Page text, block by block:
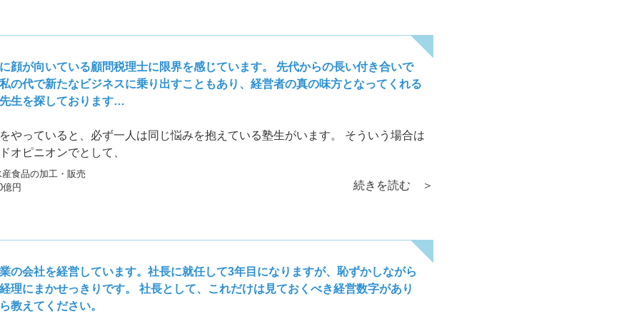
顔が向いている顧問税理士に限界を感じています。 先代からの長い付き合いで
の代で新たなビジネスに乗り出すこともあり、経営者の真の味方となってくれる
生を探しております…
やっていると、必ず一人は同じ悩みを抱えている塾生がいます。 そういう場合は
オピニオンでとして、
産食品の加工・販売
億円 続きを読む ＞
の会社を経営しています。社長に就任して3年目になりますが、恥ずかしながら
理にまかせっきりです。 社長として、これだけは見ておくべき経営数字があり
教えてください。